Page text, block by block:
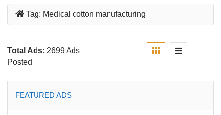
Tag: Medical cotton manufacturing
Total Ads: 2699 Ads
Posted
FEATURED ADS